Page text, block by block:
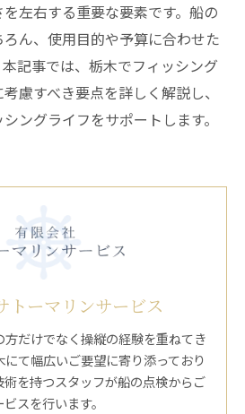
左右する重要な要素です。船の
ん、使用目的や予算に合わせた
記事では、栃木でフィッシング
慮すべき要点を詳しく解説し、
ングライフをサポートします。
トーマリンサービス
だけでなく操縦の経験を重ねてき
て幅広いご要望に寄り添っており
術を持つスタッフが船の点検からご
スを行います。